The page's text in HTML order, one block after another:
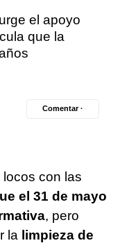
el apoyo
que la
Comentar ·
con las
el 31 de mayo
, pero
la limpieza de